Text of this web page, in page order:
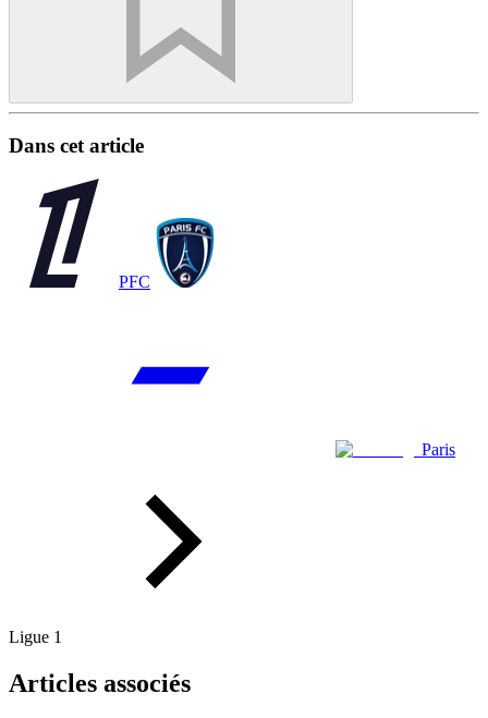
Dans cet article
PFC
Paris
Ligue 1
Articles associés